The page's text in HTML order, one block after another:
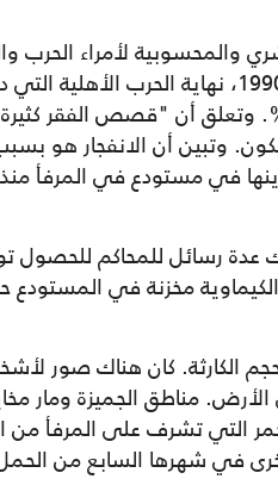
والمحسوبية لأمراء الحرب
عملتنا بنسبة 80%. وتعلق أن
المرفأ منذ عام 2014 دون اتخاذ إجراءات سلامة
رسائل للمحاكم للحصول
مخزنة في
الكارثة. كان هناك صور
مناطق الجميزة ومار
التي تشرف على المرفأ من
في شهرها السابع من